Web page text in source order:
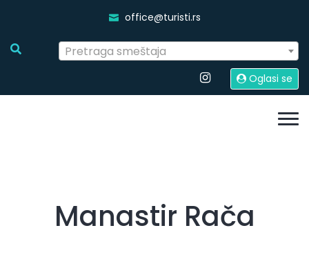
office@turisti.rs
Pretraga smeštaja
Oglasi se
Manastir Rača